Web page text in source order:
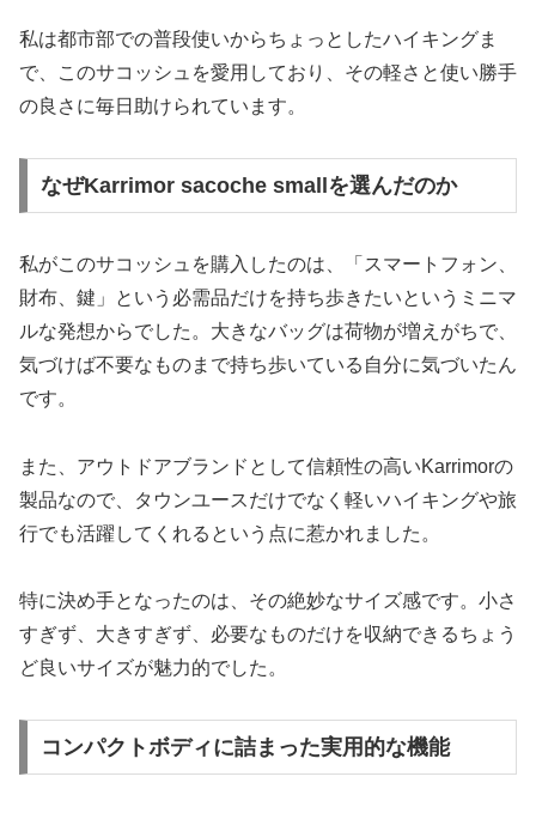
私は都市部での普段使いからちょっとしたハイキングま
で、このサコッシュを愛用しており、その軽さと使い勝手
の良さに毎日助けられています。
なぜKarrimor sacoche smallを選んだのか
私がこのサコッシュを購入したのは、「スマートフォン、
財布、鍵」という必需品だけを持ち歩きたいというミニマ
ルな発想からでした。大きなバッグは荷物が増えがちで、
気づけば不要なものまで持ち歩いている自分に気づいたん
です。
また、アウトドアブランドとして信頼性の高いKarrimorの
製品なので、タウンユースだけでなく軽いハイキングや旅
行でも活躍してくれるという点に惹かれました。
特に決め手となったのは、その絶妙なサイズ感です。小さ
すぎず、大きすぎず、必要なものだけを収納できるちょう
ど良いサイズが魅力的でした。
コンパクトボディに詰まった実用的な機能